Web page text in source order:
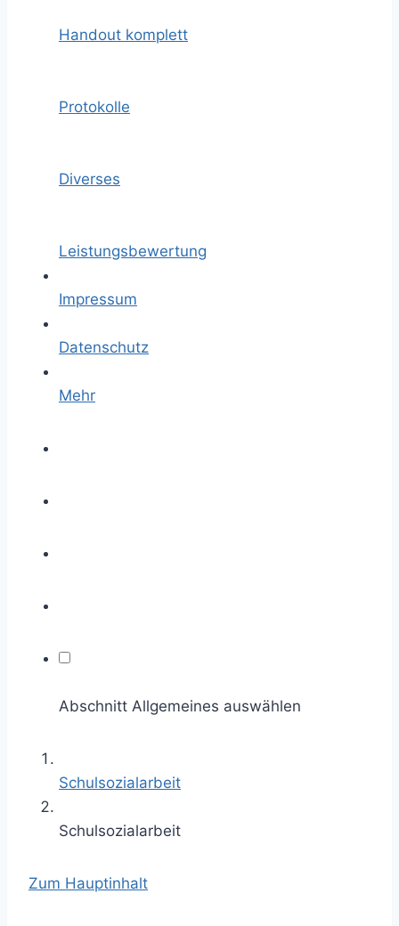
Handout komplett
Protokolle
Diverses
Leistungsbewertung
Impressum
Datenschutz
Mehr
Abschnitt Allgemeines auswählen
Schulsozialarbeit
Schulsozialarbeit
Zum Hauptinhalt